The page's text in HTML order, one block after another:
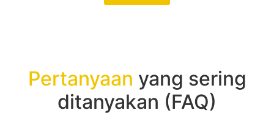
Pertanyaan yang sering
ditanyakan (FAQ)